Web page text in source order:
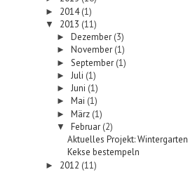
► 2014(1)
▼ 2013 (11)
► Dezember (3)
► November (1)
► September (1)
► Juli (1)
► Juni (1)
► Mai (1)
► März (1)
▼ Februar (2)
Aktuelles Projekt: Wintergarten
Kekse bestempeln
► 2012 (11)